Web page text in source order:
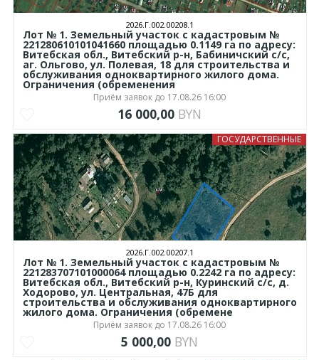
2026.Г.002.00208.1
Лот № 1. Земельный участок с кадастровым №
221280610101041660 площадью 0.1149 га по адресу:
Витебская обл., Витебский р-н, Бабиничский с/с,
аг. Ольгово, ул. Полевая, 18 для строительства и
обслуживания одноквартирного жилого дома.
Ограничения (обременения
Приём заявок до 17.08.26 16:00
16 000,00 BYN
ГОСУДАРСТВЕННЫЕ
2026.Г.002.00207.1
Лот № 1. Земельный участок с кадастровым №
221283707101000064 площадью 0.2242 га по адресу:
Витебская обл., Витебский р-н, Куринский с/с, д.
Ходорово, ул. Центральная, 47Б для
строительства и обслуживания одноквартирного
жилого дома. Ограничения (обремене
Приём заявок до 17.08.26 16:00
5 000,00 BYN